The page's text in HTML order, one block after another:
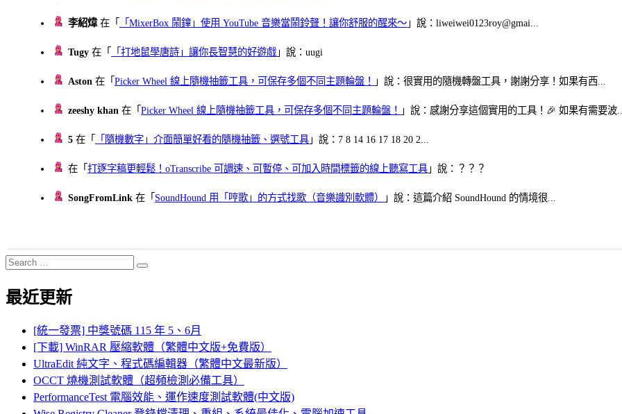
李紹煒在「 「MixerBox 鬧鐘」使用 YouTube 音樂當鬧鈴聲！讓你舒服的醒來～ 」說：liweiwei0123roy@gmai...
Tugy 在「 「打地鼠學唐詩」讓你長智慧的好遊戲 」說：uugi
Aston 在「Picker Wheel 線上隨機抽籤工具，可保存多個不同主題輪盤！ 」說：很實用的隨機轉盤工具，謝謝分享！如果有西...
zeeshy khan 在「Picker Wheel 線上隨機抽籤工具，可保存多個不同主題輪盤！ 」說：感謝分享這個實用的工具！🎉 如果有需要波
5 在「 「隨機數字」介面簡單好看的隨機抽籤、選號工具 」說：7 8 14 16 17 18 20 2...
在「打逐字稿更輕鬆！oTranscribe 可調速、可暫停、可加入時間標籤的線上聽寫工具 」說：？？？
SongFromLink 在「 SoundHound 用「哼歌」的方式找歌（音樂識別軟體） 」說：這篇介紹 SoundHound 的情境很...
Search
for:
Search
最近更新
[統一發票] 中獎號碼 115 年 5、6月
[下載] WinRAR 壓縮軟體（繁體中文版+免費版）
UltraEdit 純文字、程式碼編輯器（繁體中文最新版）
OCCT 燒機測試軟體（超頻檢測必備工具）
PerformanceTest 電腦效能、運作速度測試軟體(中文版)